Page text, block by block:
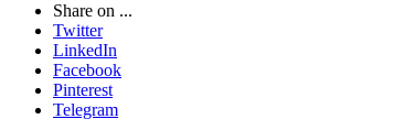
Share on ...
Twitter
LinkedIn
Facebook
Pinterest
Telegram